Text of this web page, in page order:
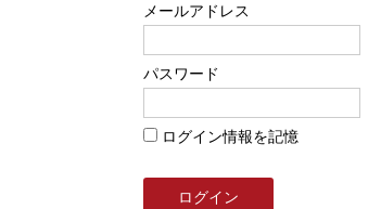
メールアドレス
パスワード
ログイン情報を記憶